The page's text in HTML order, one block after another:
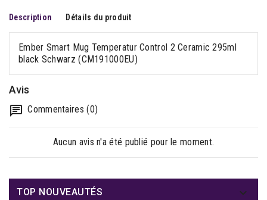
Description Détails du produit
Ember Smart Mug Temperatur Control 2 Ceramic 295ml
black Schwarz (CM191000EU)
Avis
Commentaires (0)
Aucun avis n'a été publié pour le moment.
TOP NOUVEAUTÉS 